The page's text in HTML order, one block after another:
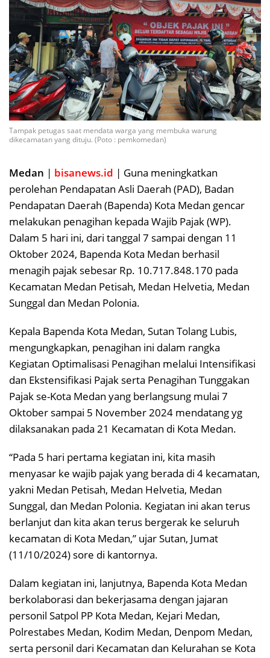
Tampak petugas saat mendata warga yang membuka warung
dikecamatan yang dituju. (Poto : pemkomedan)
Medan | bisanews.id | Guna meningkatkan
perolehan Pendapatan Asli Daerah (PAD), Badan
Pendapatan Daerah (Bapenda) Kota Medan gencar
melakukan penagihan kepada Wajib Pajak (WP).
Dalam 5 hari ini, dari tanggal 7 sampai dengan 11
Oktober 2024, Bapenda Kota Medan berhasil
menagih pajak sebesar Rp. 10.717.848.170 pada
Kecamatan Medan Petisah, Medan Helvetia, Medan
Sunggal dan Medan Polonia.
Kepala Bapenda Kota Medan, Sutan Tolang Lubis,
mengungkapkan, penagihan ini dalam rangka
Kegiatan Optimalisasi Penagihan melalui Intensifikasi
dan Ekstensifikasi Pajak serta Penagihan Tunggakan
Pajak se-Kota Medan yang berlangsung mulai 7
Oktober sampai 5 November 2024 mendatang yg
dilaksanakan pada 21 Kecamatan di Kota Medan.
“Pada 5 hari pertama kegiatan ini, kita masih
menyasar ke wajib pajak yang berada di 4 kecamatan,
yakni Medan Petisah, Medan Helvetia, Medan
Sunggal, dan Medan Polonia. Kegiatan ini akan terus
berlanjut dan kita akan terus bergerak ke seluruh
kecamatan di Kota Medan,” ujar Sutan, Jumat
(11/10/2024) sore di kantornya.
Dalam kegiatan ini, lanjutnya, Bapenda Kota Medan
berkolaborasi dan bekerjasama dengan jajaran
personil Satpol PP Kota Medan, Kejari Medan,
Polrestabes Medan, Kodim Medan, Denpom Medan,
serta personil dari Kecamatan dan Kelurahan se Kota